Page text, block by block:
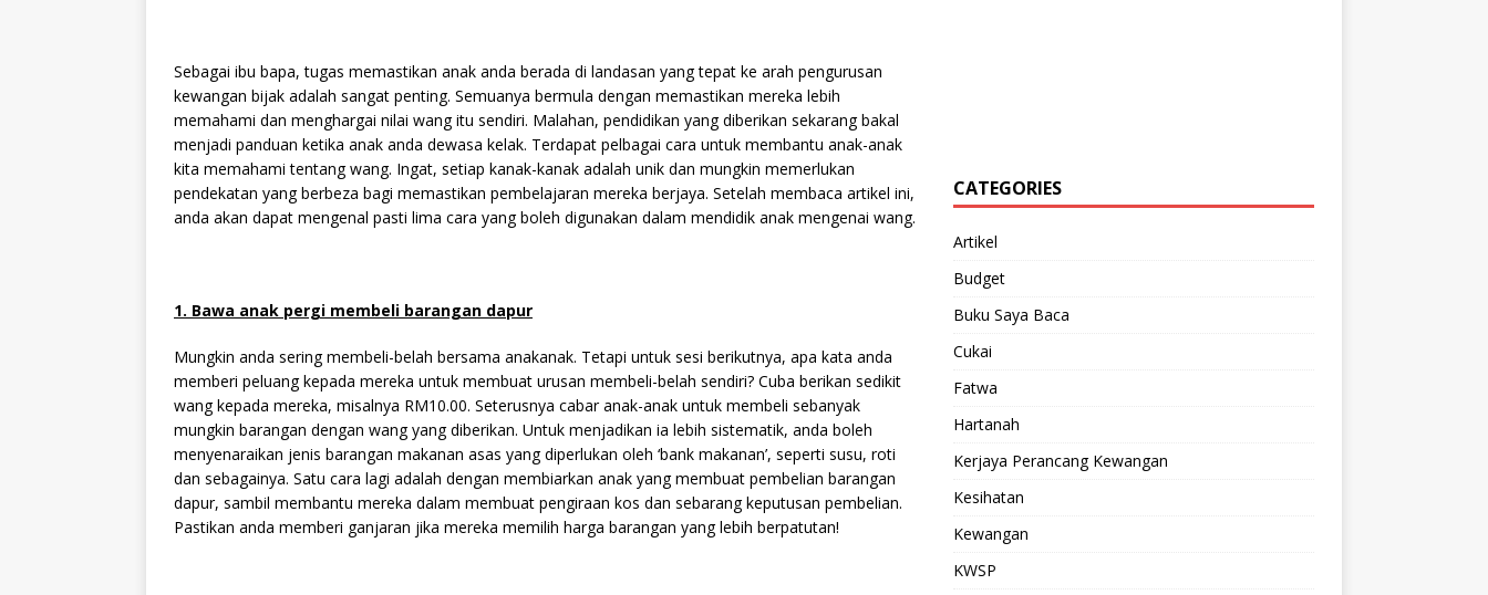
Sebagai ibu bapa, tugas memastikan anak anda berada di landasan yang tepat ke arah pengurusan
kewangan bijak adalah sangat penting. Semuanya bermula dengan memastikan mereka lebih
memahami dan menghargai nilai wang itu sendiri. Malahan, pendidikan yang diberikan sekarang bakal
menjadi panduan ketika anak anda dewasa kelak. Terdapat pelbagai cara untuk membantu anak-anak
kita memahami tentang wang. Ingat, setiap kanak-kanak adalah unik dan mungkin memerlukan
pendekatan yang berbeza bagi memastikan pembelajaran mereka berjaya. Setelah membaca artikel ini,
anda akan dapat mengenal pasti lima cara yang boleh digunakan dalam mendidik anak mengenai wang.
1. Bawa anak pergi membeli barangan dapur
Mungkin anda sering membeli-belah bersama anakanak. Tetapi untuk sesi berikutnya, apa kata anda
memberi peluang kepada mereka untuk membuat urusan membeli-belah sendiri? Cuba berikan sedikit
wang kepada mereka, misalnya RM10.00. Seterusnya cabar anak-anak untuk membeli sebanyak
mungkin barangan dengan wang yang diberikan. Untuk menjadikan ia lebih sistematik, anda boleh
menyenaraikan jenis barangan makanan asas yang diperlukan oleh ‘bank makanan’, seperti susu, roti
dan sebagainya. Satu cara lagi adalah dengan membiarkan anak yang membuat pembelian barangan
dapur, sambil membantu mereka dalam membuat pengiraan kos dan sebarang keputusan pembelian.
Pastikan anda memberi ganjaran jika mereka memilih harga barangan yang lebih berpatutan!
CATEGORIES
Artikel
Budget
Buku Saya Baca
Cukai
Fatwa
Hartanah
Kerjaya Perancang Kewangan
Kesihatan
Kewangan
KWSP